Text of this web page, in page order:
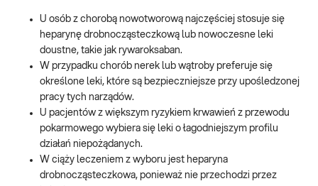
U osób z chorobą nowotworową najczęściej stosuje się
heparynę drobnocząsteczkową lub nowoczesne leki
doustne, takie jak rywaroksaban.
W przypadku chorób nerek lub wątroby preferuje się
określone leki, które są bezpieczniejsze przy upośledzonej
pracy tych narządów.
U pacjentów z większym ryzykiem krwawień z przewodu
pokarmowego wybiera się leki o łagodniejszym profilu
działań niepożądanych.
W ciąży leczeniem z wyboru jest heparyna
drobnocząsteczkowa, ponieważ nie przechodzi przez